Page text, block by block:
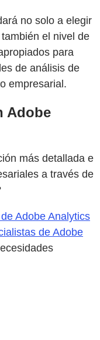
no solo a elegir
el nivel de
para
de análisis de
empresarial.
Adobe
más detallada e
a través de
Adobe Analytics
de Adobe